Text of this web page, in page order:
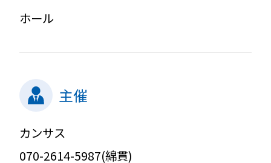
ホール
主催
カンサス
070-2614-5987(綿貫)